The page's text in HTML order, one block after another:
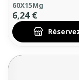
60X15Mg
6,24 €